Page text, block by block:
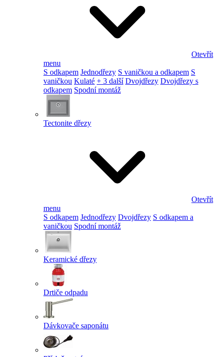
Otevřít
menu
S odkapem Jednodřezy S vaničkou a odkapem S
vaničkou Kulaté + 3 další Dvojdřezy Dvojdřezy s
odkapem Spodní montáž
Tectonite dřezy
Otevřít
menu
S odkapem Jednodřezy Dvojdřezy S odkapem a
vaničkou Spodní montáž
Keramické dřezy
Drtiče odpadu
Dávkovače saponátu